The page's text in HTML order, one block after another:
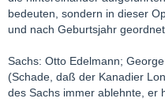
bedeuten, sondern in dieser
und nach Geburtsjahr geordnet.
Sachs: Otto Edelmann;
(Schade, daß der Kanadier
des Sachs immer ablehnte, er